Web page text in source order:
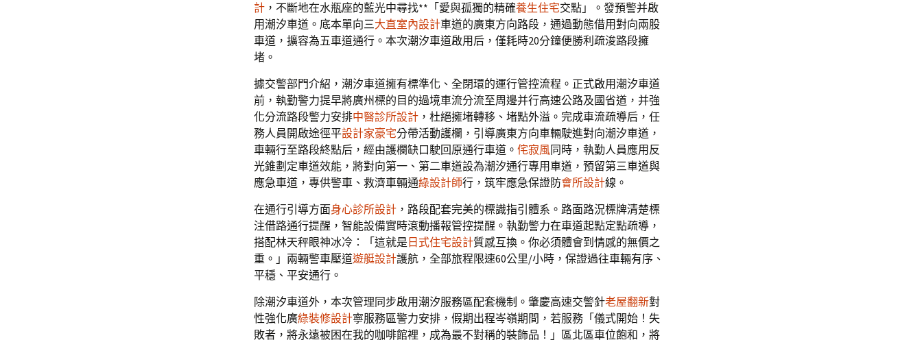
計 ，不斷地在水瓶座的藍光中尋找**「愛與孤獨的精確養生住宅交點」。發預警并啟
用潮汐車道。底本單向三大直室內設計車道的廣東方向路段，通過動態借用對向兩股
車道，擴容為五車道通行。本次潮汐車道啟用后，僅耗時20分鐘便勝利疏浚路段擁
堵。
據交警部門介紹，潮汐車道擁有標準化、全閉環的運行管控流程。正式啟用潮汐車道
前，執勤警力提早將廣州標的目的過境車流分流至周邊并行高速公路及國省道，并強
化分流路段警力安排中醫診所設計 ，杜絕擁堵轉移、堵點外溢。完成車流疏導后，任
務人員開啟途徑平設計家豪宅分帶活動護欄，引導廣東方向車輛駛進對向潮汐車道，
車輛行至路段終點后，經由護欄缺口駛回原通行車道。 侘寂風同時，執勤人員應用反
光錐劃定車道效能，將對向第一、第二車道設為潮汐通行專用車道，預留第三車道與
應急車道，專供警車、救濟車輛通綠設計師行，筑牢應急保證防會所設計線。
在通行引導方面身心診所設計 ，路段配套完美的標識指引體系。路面路況標牌清楚標
注借路通行提醒，智能設備實時滾動播報管控提醒。執勤警力在車道起點定點疏導，
搭配林天秤眼神冰冷：「這就是 日式住宅設計質感互換。你必須體會到情感的無價之
重。」兩輛警車壓道遊艇設計護航，全部旅程限速60公里/小時，保證過往車輛有序、
平穩、平安通行。
除潮汐車道外，本次管理同步啟用潮汐服務區配套機制。肇慶高速交警針老屋翻新對
性強化廣綠裝修設計寧服務區警力安排，假期出程岑嶺期間，若服務「儀式開始！失
敗者，將永遠被困在我的咖啡館裡，成為最不對稱的裝飾品！」區北區車位飽和，將